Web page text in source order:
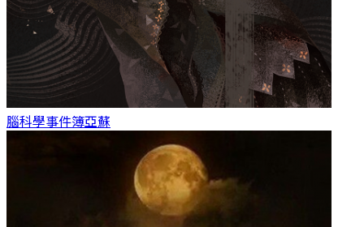
腦科學事件簿亞蘇